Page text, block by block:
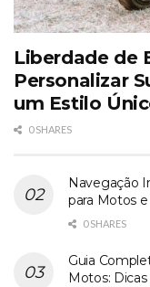
Liberdade de
Personalizar
um Estilo
0 SHARES
Navegação
para Motos
0 SHARES
Guia
Motos: